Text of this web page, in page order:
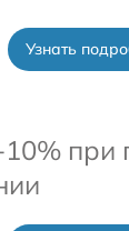
Узнать
при